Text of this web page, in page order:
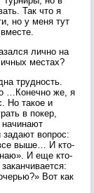
Так что я
но у меня тут
лично на
местах?
трудность.
…Конечно же, я
Но такое и
в покер,
начинают
задают вопрос:
выше… И кто-
И еще кто-
Вот как